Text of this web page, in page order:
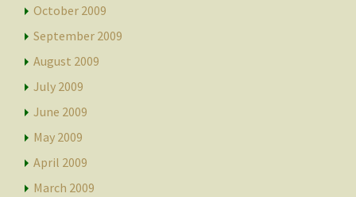
October 2009
September 2009
August 2009
July 2009
June 2009
May 2009
April 2009
March 2009